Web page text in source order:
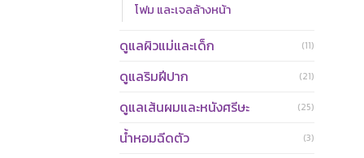
โฟม และเจลล้างหน้า
ดูแลผิวแม่และเด็ก (11)
ดูแลริมฝีปาก (21)
ดูแลเส้นผมและหนังศรีษะ (25)
น้ำหอมฉีดตัว (3)